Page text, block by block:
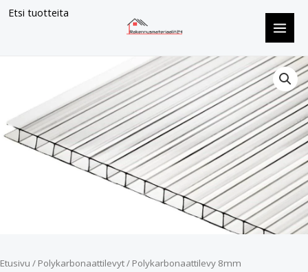
Etsi tuotteita
Siirry
Etusivu / Polykarbonaattilevyt/ Polykarbonaattilevy 8mm
2000x1050mm
määrä